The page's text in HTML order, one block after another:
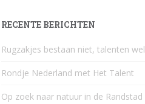
RECENTE BERICHTEN
Rugzakjes bestaan niet, talenten wel
Rondje Nederland met Het Talent
Op zoek naar natuur in de Randstad